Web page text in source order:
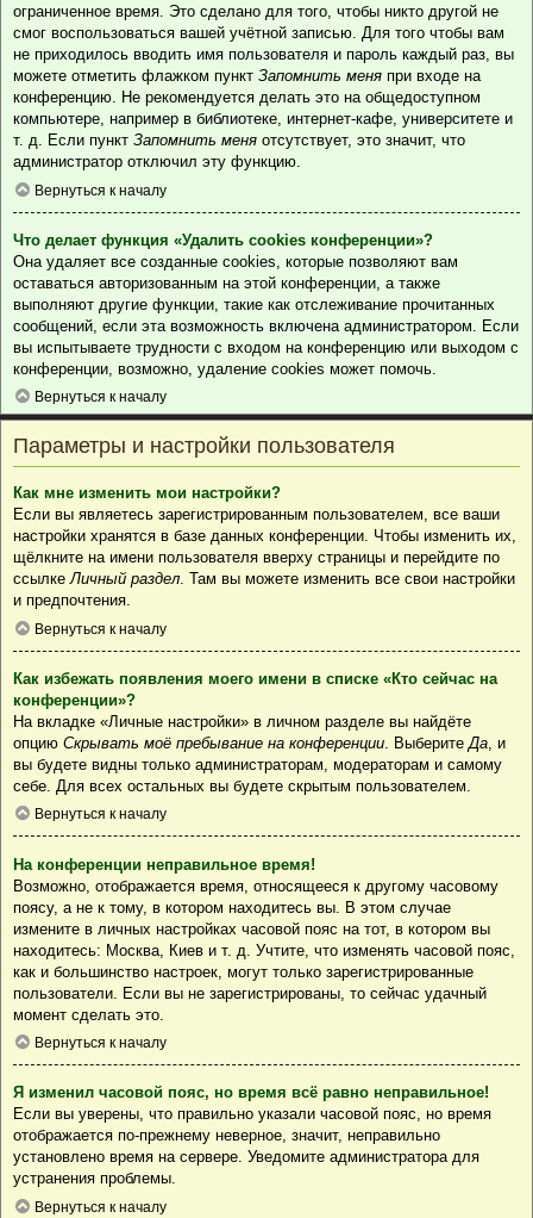
ограниченное время. Это сделано для того, чтобы никто другой не
смог воспользоваться вашей учётной записью. Для того чтобы вам
не приходилось вводить имя пользователя и пароль каждый раз, вы
можете отметить флажком пункт Запомнить меня при входе на
конференцию. Не рекомендуется делать это на общедоступном
компьютере, например в библиотеке, интернет-кафе, университете и
т. д. Если пункт Запомнить меня отсутствует, это значит, что
администратор отключил эту функцию.
Вернуться к началу
Что делает функция «Удалить cookies конференции»?
Она удаляет все созданные cookies, которые позволяют вам
оставаться авторизованным на этой конференции, а также
выполняют другие функции, такие как отслеживание прочитанных
сообщений, если эта возможность включена администратором. Если
вы испытываете трудности с входом на конференцию или выходом с
конференции, возможно, удаление cookies может помочь.
Вернуться к началу
Параметры и настройки пользователя
Как мне изменить мои настройки?
Если вы являетесь зарегистрированным пользователем, все ваши
настройки хранятся в базе данных конференции. Чтобы изменить их,
щёлкните на имени пользователя вверху страницы и перейдите по
ссылкеЛичный раздел. Там вы можете изменить все свои настройки
и предпочтения.
Вернуться к началу
Как избежать появления моего имени в списке «Кто сейчас на
конференции»?
На вкладке «Личные настройки» в личном разделе вы найдёте
опцию Скрывать моё пребывание на конференции . Выберите Да , и
вы будете видны только администраторам, модераторам и самому
себе. Для всех остальных вы будете скрытым пользователем.
Вернуться к началу
На конференции неправильное время!
Возможно, отображается время, относящееся к другому часовому
поясу, а не к тому, в котором находитесь вы. В этом случае
измените в личных настройках часовой пояс на тот, в котором вы
находитесь: Москва, Киев и т. д. Учтите, что изменять часовой пояс,
как и большинство настроек, могут только зарегистрированные
пользователи. Если вы не зарегистрированы, то сейчас удачный
момент сделать это.
Вернуться к началу
Я изменил часовой пояс, но время всё равно неправильное!
Если вы уверены, что правильно указали часовой пояс, но время
отображается по-прежнему неверное, значит, неправильно
установлено время на сервере. Уведомите администратора для
устранения проблемы.
Вернуться к началу